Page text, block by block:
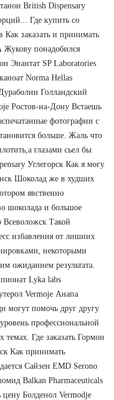
British Dispensary
Где купить со
Как заказать и принимать
Жукову понадобился
Энантат SP Laboratories
Norma Hellas
Голландский
Ростов-на-Дону Встаешь
фотографии с
больше. Жаль что
глазами сьел бы
Углегорск Как я могу
Шоколад же в худших
явственно
шоколада и большое
Всеволожск Такой
избавления от лишних
некоторыми
ожиданием результата.
Lyka labs
Vermoje Анапа
могут помочь друг другу
профессиональной
темах. Где заказать Гормон
Как принимать
Сайзен EMD Serono
Balkan Pharmaceuticals
цену Болденол Vermodje